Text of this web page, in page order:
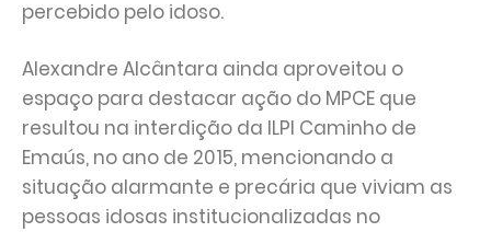
percebido pelo idoso.
Alexandre Alcântara ainda aproveitou o
espaço para destacar ação do MPCE que
resultou na interdição da ILPI Caminho de
Emaús, no ano de 2015, mencionando a
situação alarmante e precária que viviam as
pessoas idosas institucionalizadas no